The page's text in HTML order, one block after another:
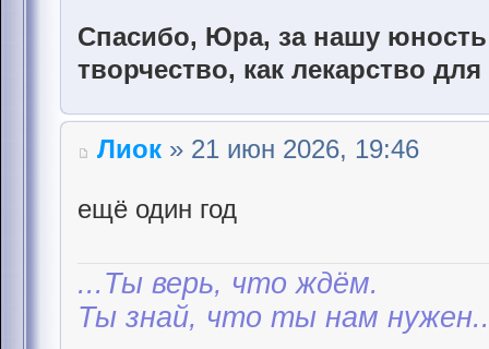
Спасибо, Юра, за нашу юность
творчество, как лекарство
Лиок » 21 июн 2026, 19:46
ещё один год
...Ты верь, что ждём.
Ты знай, что ты нам